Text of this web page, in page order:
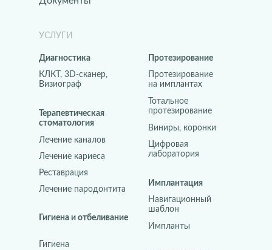
Реставрация
Лечение пародонтита
Лечение кариеса
Лечение каналов
Терапевтическая
стоматология
Гигиена
Гигиена и отбеливание
КЛКТ, 3D-сканер,
Визиограф
Диагностика
УСЛУГИ
Тотальное
протезирование
Виниры, коронки
Цифровая
лаборатория
Протезирование
на имплантах
Протезирование
Импланты
Навигационный
шаблон
Имплантация